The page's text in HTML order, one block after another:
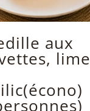
aux
lime